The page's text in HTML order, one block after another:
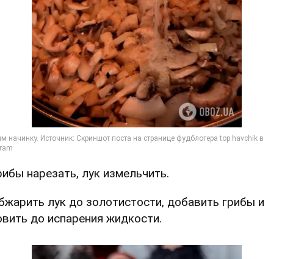
нарезать, лук измельчить.
лук до золотистости, добавить грибы и
до испарения жидкости.